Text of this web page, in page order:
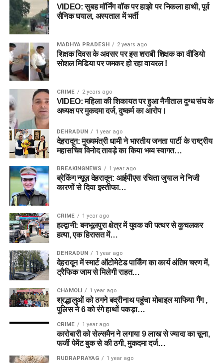
VIDEO: सुबह मॉर्निंग वॉक पर हाइवे पर निकला हाथी, पूर्व
सैनिक घयाल, अस्पताल में भर्ती
MADHYA PRADESH 2 years ago
शिक्षक दिवस के अवसर पर इस शराबी शिक्षक का वीडियो
सोशल मिडिया पर जमकर हो रहा वायरल !
CRIME 2 years ago
VIDEO: महिला की शिकायत पर हुआ नैनीताल दुग्ध संघ के
अध्यक्ष पर मुकदमा दर्ज, दुष्कर्म का आरोप।
DEHRADUN 1 year ago
देहरादून: मुख्यमंत्री धामी ने भारतीय जनता पार्टी के राष्ट्रीय
महासचिव विनोद तावड़े का किया भव्य स्वागत…
BREAKINGNEWS 1 year ago
ब्रेकिंग न्यूज़ देहरादून: आईपीएस रचिता जुयाल ने निजी
कारणों से दिया इस्तीफा…
CRIME 1 year ago
हल्द्वानी: बनभूलपुरा क्षेत्र में युवक की पत्थर से कुचलकर
हत्या, एक हिरासत में…
DEHRADUN 1 year ago
देहरादून में स्मार्ट ऑटोमेटेड पार्किंग का कार्य अंतिम चरण में,
ट्रैफिक जाम से मिलेगी राहत…
CHAMOLI 1 year ago
श्रद्धालुओं को ठगने बद्रीनाथ पहुंचा मोबाइल माफिया गैंग ,
पुलिस ने 6 को रंगे हाथों पकड़ा…
CRIME 1 year ago
कारोबारी को सेल्समैन ने लगाया 9 लाख से ज्यादा का चूना,
फर्जी पेमेंट बुक से की ठगी, मुकदमा दर्ज…
RUDRAPRAYAG 1 year ago